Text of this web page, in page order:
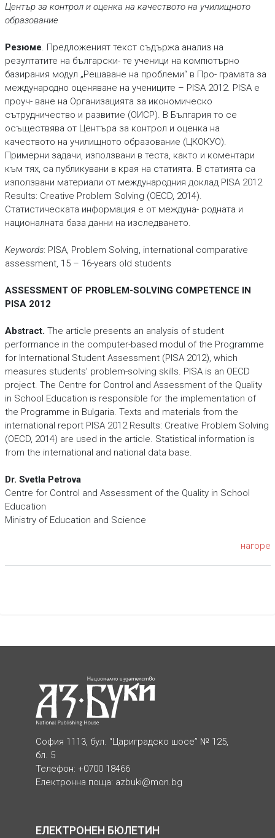
Център за контрол и оценка на качеството на училищното
образование
Резюме. Прeдложеният текст съдържа анализ на
резултатите на български- те ученици на компютърно
базирания модул „Решаване на проблеми“ в Про- грамата за
международно оценяване на учениците – PISA 2012. PISA е
проуч- ване на Организацията за икономическо
сътрудничество и развитие (ОИСР). В България то се
осъществява от Центъра за контрол и оценка на
качеството на училищното образование (ЦКОКУО).
Примерни задачи, използвани в теста, както и коментари
към тях, са публикувани в края на статията. В статията са
използвани материали от международния доклад PISA 2012
Results: Creative Problem Solving (OECD, 2014).
Статистическата информация е от междуна- родната и
националната база данни на изследването.
Keywords: PISA, Problem Solving, international comparative
assessment, 15 – 16-years old students
ASSESSMENT OF PROBLEM-SOLVING COMPETENCE IN
PISA 2012
Abstract. The article presents an analysis of student
performance in the computer-based modul of the Programme
for International Student Assessment (PISA 2012), which
measures students’ problem-solving skills. PISA is an OECD
project. The Centre for Control and Assessment of the Quality
in School Education is responsible for the implementation of
the Programme in Bulgaria. Texts and materials from the
international report PISA 2012 Results: Creative Problem Solving
(OECD, 2014) are used in the article. Statistical information is
from the international and national data base.
Dr. Svetla Petrova
Centre for Control and Assessment of the Quality in School
Education
Ministry of Education and Science
нагоре
София 1113, бул. “Цариградско шосе” № 125,
бл. 5
Телефон: +0700 18466
Електронна поща: azbuki@mon.bg
ЕЛЕКТРОНЕН БЮЛЕТИН